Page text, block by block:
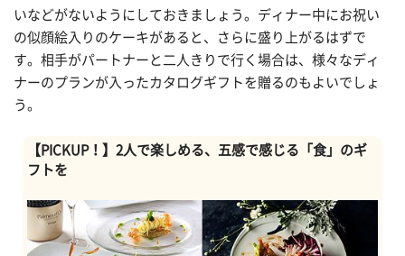
いなどがないようにしておきましょう。ディナー中にお祝い
の似顔絵入りのケーキがあると、さらに盛り上がるはずで
す。相手がパートナーと二人きりで行く場合は、様々なディ
ナーのプランが入ったカタログギフトを贈るのもよいでしょ
う。
【PICKUP！】2人で楽しめる、五感で感じる「食」のギ
フトを